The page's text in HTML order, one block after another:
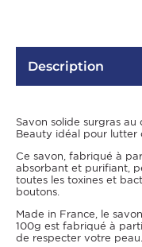
Description
Savon solide surgras
Beauty idéal pour lutter
Ce savon, fabriqué à
absorbant et purifiant,
toutes les toxines et
boutons.
Made in France, le
100g est fabriqué à
de respecter votre peau.